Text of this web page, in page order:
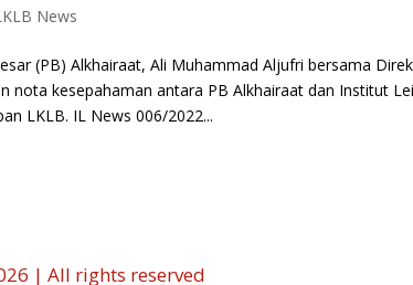
News
(PB) Alkhairaat, Ali Muhammad Aljufri bersama
nota kesepahaman antara PB Alkhairaat dan Institut
LKLB. IL News 006/2022...
| All rights reserved